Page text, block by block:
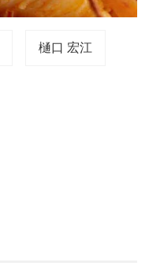
樋口 宏江